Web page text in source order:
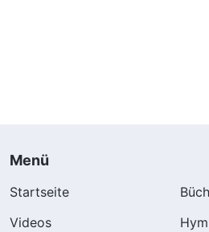
Menü
Startseite
Videos